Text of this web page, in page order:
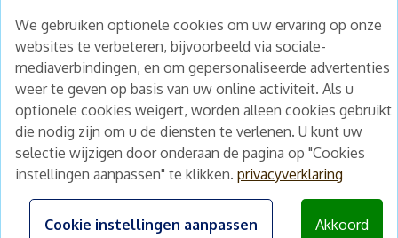
We gebruiken optionele cookies om uw ervaring op onze
websites te verbeteren, bijvoorbeeld via sociale-
mediaverbindingen, en om gepersonaliseerde advertenties
weer te geven op basis van uw online activiteit. Als u
optionele cookies weigert, worden alleen cookies gebruikt
die nodig zijn om u de diensten te verlenen. U kunt uw
selectie wijzigen door onderaan de pagina op "Cookies
instellingen aanpassen" te klikken. privacyverklaring
Cookie instellingen aanpassen Akkoord
Schrijf je nu in en ontvang wekelijks ons
nieuwe aanbod vastgoedbeleggingen.
Nieuwsbrief Abonneren
Home
Te koop
Nieuws
Schimmelstraat 5H
1053 TA Amsterdam
+31 (0) 30 225 31 12